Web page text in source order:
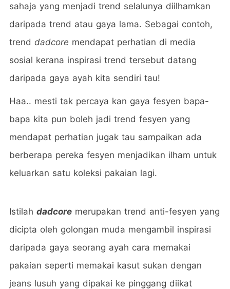
sahaja yang menjadi trend selalunya diilhamkan
daripada trend atau gaya lama. Sebagai contoh,
trend dadcore mendapat perhatian di media
sosial kerana inspirasi trend tersebut datang
daripada gaya ayah kita sendiri tau!
Haa.. mesti tak percaya kan gaya fesyen bapa-
bapa kita pun boleh jadi trend fesyen yang
mendapat perhatian jugak tau sampaikan ada
berberapa pereka fesyen menjadikan ilham untuk
keluarkan satu koleksi pakaian lagi.
Istilah dadcore merupakan trend anti-fesyen yang
dicipta oleh golongan muda mengambil inspirasi
daripada gaya seorang ayah cara memakai
pakaian seperti memakai kasut sukan dengan
jeans lusuh yang dipakai ke pinggang diikat